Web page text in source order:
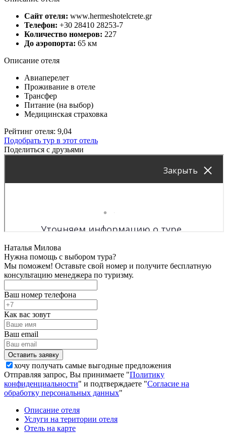
Сайт отеля: www.hermeshotelcrete.gr
Телефон: +30 28410 28253-7
Количество номеров: 227
До аэропорта: 65 км
Описание отеля
Авиаперелет
Проживание в отеле
Трансфер
Питание (на выбор)
Медицинская страховка
Рейтинг отеля: 9,04
Подобрать тур в этот отель
Поделиться с друзьями
Наталья Милова
Нужна помощь с выбором тура?
Мы поможем! Оставьте свой номер и получите бесплатную
консультацию менеджера по туризму.
Ваш номер телефона
Как вас зовут
Ваш email
хочу получать самые выгодные предложения
Отправляя запрос, Вы принимаете "Политику
конфиденциальности" и подтверждаете "Согласие на
обработку персональных данных"
Описание отеля
Услуги на територии отеля
Отель на карте